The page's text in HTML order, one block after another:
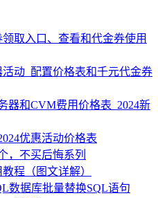
取入口、查看和代金券使用
动_配置价格表和千元代金券
器和CVM费用价格表_2024新
优惠活动价格表
，不买后悔系列
程（图文详解）
数据库批量替换SQL语句